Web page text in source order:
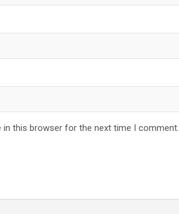
in this browser for the next time I comment.